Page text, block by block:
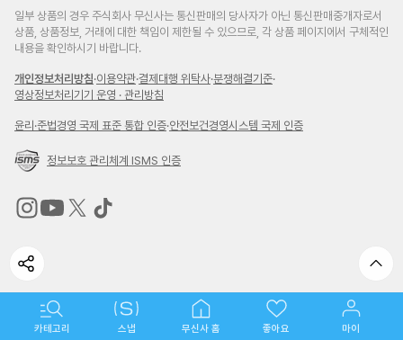
일부 상품의 경우 주식회사 무신사는 통신판매의 당사자가 아닌 통신판매중개자로서
상품, 상품정보, 거래에 대한 책임이 제한될 수 있으므로, 각 상품 페이지에서 구체적인
내용을 확인하시기 바랍니다.
개인정보처리방침·이용약관·결제대행 위탁사·분쟁해결기준·
영상정보처리기기 운영 · 관리방침
윤리 ·준법경영 국제 표준 통합 인증·안전보건경영시스템 국제 인증
정보보호 관리체계 ISMS 인증
사
튜
브
터
카테고리
브랜드
스냅 무신사 홈 좋아요 마이